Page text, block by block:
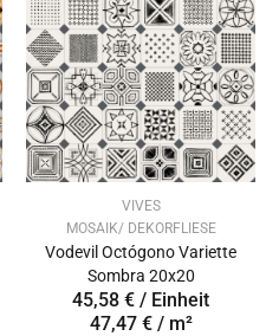
VIVES
MOSAIK/ DEKORFLIESE
Vodevil Octógono Variette
Sombra 20x20
45,58 € / Einheit
47,47 € / m²